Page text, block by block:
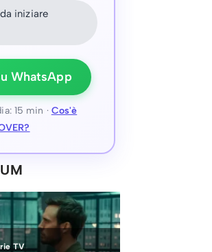
iniziare
WhatsApp
15 min · Cos'è